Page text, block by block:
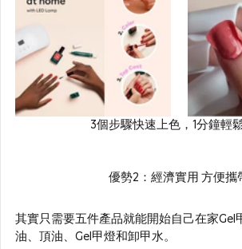
3個步驟快速上色，1分鐘輕
優勢2：經濟實用 方便攜
其實只需要五件產品就能開始自己在家Gel
油、頂油、Gel甲燈和卸甲水。